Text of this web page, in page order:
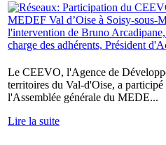
Le CEEVO, l'Agence de
territoires du Val-d'Oise, a
l'Assemblée générale du MEDE...
Lire la suite